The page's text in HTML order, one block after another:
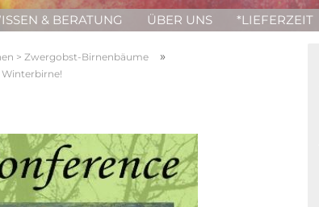
& BERATUNG ÜBER UNS *LIEFERZEIT
> Zwergobst-Birnenbäume »